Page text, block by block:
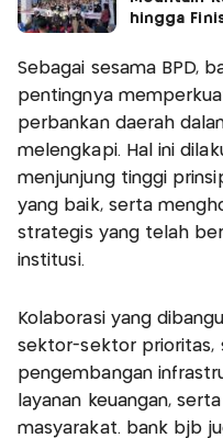
hingga
Sebagai sesama BPD,
pentingnya
perbankan daerah
melengkapi. Hal ini
menjunjung tinggi
yang baik, serta
strategis yang telah
institusi.
Kolaborasi yang
sektor-sektor prioritas,
pengembangan
layanan keuangan,
masyarakat. bank bjb